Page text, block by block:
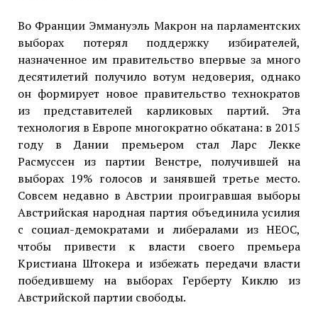
Во Франции Эммануэль Макрон на парламентских
выборах потерял поддержку избирателей,
назначенное им правительство впервые за много
десятилетий получило вотум недоверия, однако
он формирует новое правительство технократов
из представителей карликовых партий. Эта
технология в Европе многократно обкатана: в 2015
году в Дании премьером стал Ларс Лекке
Расмуссен из партии Венстре, получившей на
выборах 19% голосов и занявшей третье место.
Совсем недавно в Австрии проигравшая выборы
Австрийская народная партия объединила усилия
с социал-демократами и либералами из НЕОС,
чтобы привести к власти своего премьера
Кристиана Штокера и избежать передачи власти
победившему на выборах Герберту Киклю из
Австрийской партии свободы.